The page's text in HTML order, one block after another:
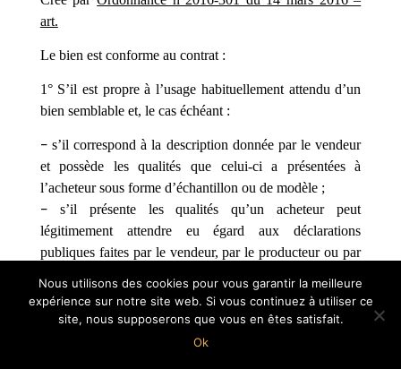
art.
Le bien est conforme au contrat :
1° S’il est propre à l’usage habituellement attendu d’un
bien semblable et, le cas échéant :
– s’il correspond à la description donnée par le vendeur
et possède les qualités que celui-ci a présentées à
l’acheteur sous forme d’échantillon ou de modèle ;
– s’il présente les qualités qu’un acheteur peut
légitimement attendre eu égard aux déclarations
publiques faites par le vendeur, par le producteur ou par
l’étiquetage ;
2° Ou s’il présente les caractéristiques définies d’un
commun accord par les parties ou est propre à tout usage
Nous utilisons des cookies pour vous garantir la meilleure
expérience sur notre site web. Si vous continuez à utiliser ce
site, nous supposerons que vous en êtes satisfait.
Ok